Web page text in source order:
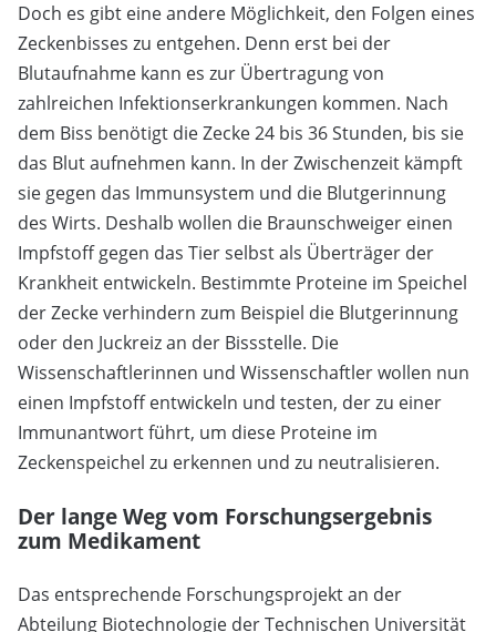
Doch es gibt eine andere Möglichkeit, den Folgen eines
Zeckenbisses zu entgehen. Denn erst bei der
Blutaufnahme kann es zur Übertragung von
zahlreichen Infektionserkrankungen kommen. Nach
dem Biss benötigt die Zecke 24 bis 36 Stunden, bis sie
das Blut aufnehmen kann. In der Zwischenzeit kämpft
sie gegen das Immunsystem und die Blutgerinnung
des Wirts. Deshalb wollen die Braunschweiger einen
Impfstoff gegen das Tier selbst als Überträger der
Krankheit entwickeln. Bestimmte Proteine im Speichel
der Zecke verhindern zum Beispiel die Blutgerinnung
oder den Juckreiz an der Bissstelle. Die
Wissenschaftlerinnen und Wissenschaftler wollen nun
einen Impfstoff entwickeln und testen, der zu einer
Immunantwort führt, um diese Proteine im
Zeckenspeichel zu erkennen und zu neutralisieren.
Der lange Weg vom Forschungsergebnis
zum Medikament
Das entsprechende Forschungsprojekt an der
Abteilung Biotechnologie der Technischen Universität